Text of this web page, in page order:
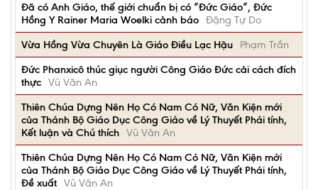
Đã có Anh Giáo, thế giới chuẩn bị có “Đức Giáo”, Đức
Hồng Y Rainer Maria Woelki cảnh báo Đặng Tự Do
Vừa Hồng Vừa Chuyên Là Giáo Điều Lạc Hậu
Phạm Trần
Đức Phanxicô thúc giục người Công Giáo Đức cải cách đích
thực Vũ Văn An
Thiên Chúa Dựng Nên Họ Có Nam Có Nữ, Văn Kiện mới
của Thánh Bộ Giáo Dục Công Giáo về Lý Thuyết Phái tính,
Kết luận và Chú thích Vũ Văn An
Thiên Chúa Dựng Nên Họ Có Nam Có Nữ, Văn Kiện mới
của Thánh Bộ Giáo Dục Công Giáo về Lý Thuyết Phái tính,
Đề xuất Vũ Văn An